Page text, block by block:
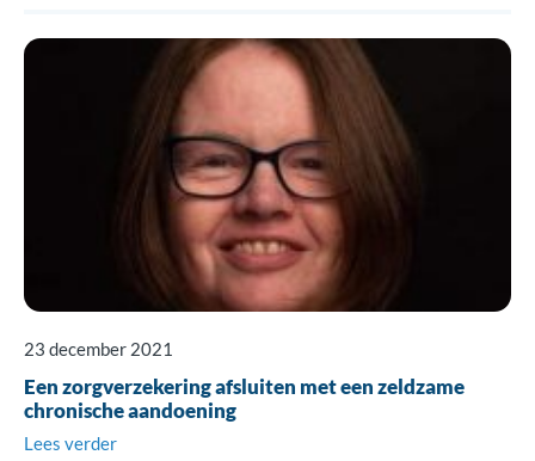
23 december 2021
Een zorgverzekering afsluiten met een zeldzame
chronische aandoening
Lees verder